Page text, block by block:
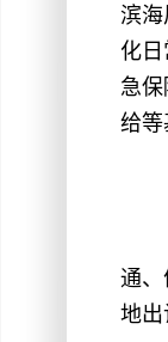
滨
化
急
给等
通
地出